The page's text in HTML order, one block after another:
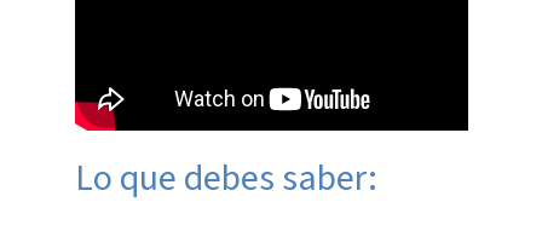
Lo que debes saber: